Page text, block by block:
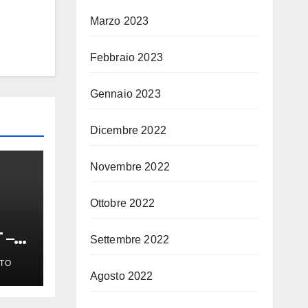
–
Marzo 2023
Febbraio 2023
Gennaio 2023
Dicembre 2022
Novembre 2022
Ottobre 2022
Settembre 2022
Agosto 2022